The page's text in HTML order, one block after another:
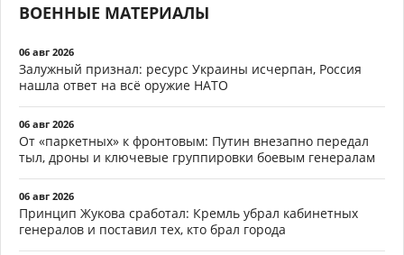
ВОЕННЫЕ МАТЕРИАЛЫ
06 авг 2026
Залужный признал: ресурс Украины исчерпан, Россия
нашла ответ на всё оружие НАТО
06 авг 2026
От «паркетных» к фронтовым: Путин внезапно передал
тыл, дроны и ключевые группировки боевым генералам
06 авг 2026
Принцип Жукова сработал: Кремль убрал кабинетных
генералов и поставил тех, кто брал города